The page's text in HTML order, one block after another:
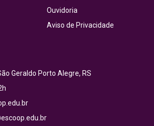
Ouvidoria
Aviso de Privacidade
Geraldo Porto Alegre, RS